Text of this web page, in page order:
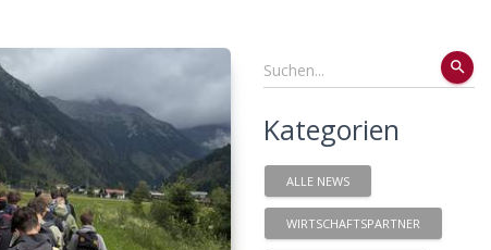
search
Kategorien
ALLE NEWS
WIRTSCHAFTSPARTNER